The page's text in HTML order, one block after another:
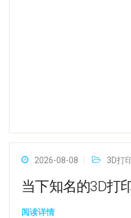
2026-08-08 3D打
当下知名的3D打
阅读详情